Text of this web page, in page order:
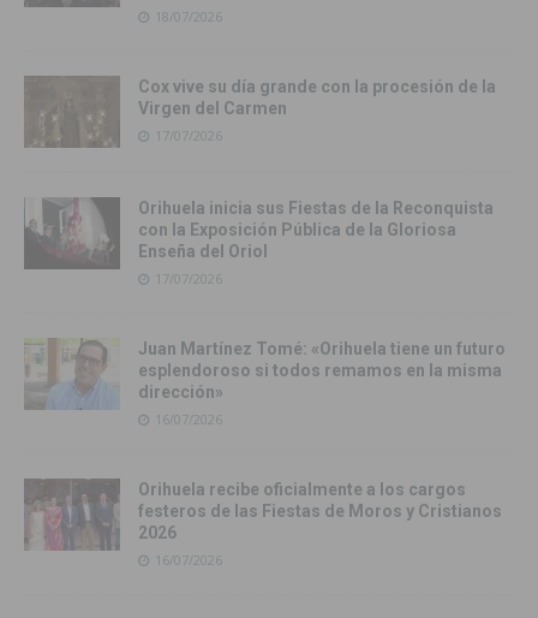
18/07/2026
Cox vive su día grande con la procesión de la
Virgen del Carmen
17/07/2026
Orihuela inicia sus Fiestas de la Reconquista
con la Exposición Pública de la Gloriosa
Enseña del Oriol
17/07/2026
Juan Martínez Tomé: «Orihuela tiene un futuro
esplendoroso si todos remamos en la misma
dirección»
16/07/2026
Orihuela recibe oficialmente a los cargos
festeros de las Fiestas de Moros y Cristianos
2026
16/07/2026